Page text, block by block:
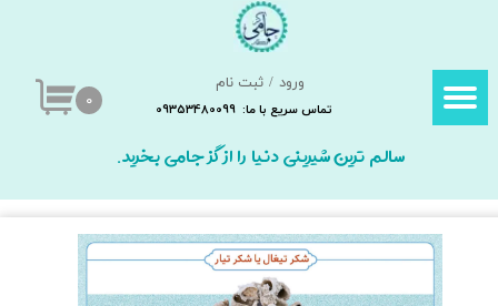
ورود / ثبت نام
تغییر گذر واژه
خروج از حساب کاربری
تماس سریع با ما: 09353480099 ۰
سالم ترین شیرینی دنیا را از گز جامی بخرید.